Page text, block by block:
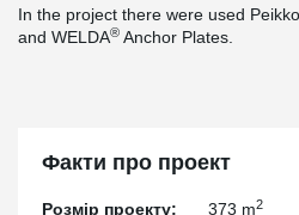
In the project there were used
and WELDA® Anchor Plates.
Факти про проект
Розмір проекту: 373 m2